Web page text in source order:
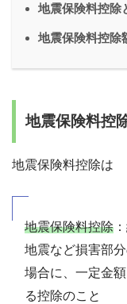
地震保険料控除
地震保険料控除
地震保険料控
地震保険料控除は
地震保険料控除
地震など損害部
場合に、一定金
る控除のこと